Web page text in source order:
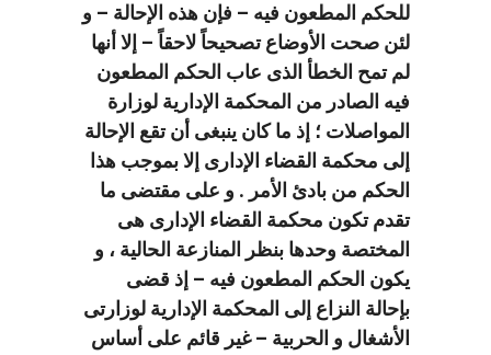
للحكم المطعون فيه – فإن هذه الإحالة – و
لئن صحت الأوضاع تصحيحاً لاحقاً – إلا أنها
لم تمح الخطأ الذى عاب الحكم المطعون
فيه الصادر من المحكمة الإدارية لوزارة
المواصلات ؛ إذ ما كان ينبغى أن تقع الإحالة
إلى محكمة القضاء الإدارى إلا بموجب هذا
الحكم من بادئ الأمر . و على مقتضى ما
تقدم تكون محكمة القضاء الإدارى هى
المختصة وحدها بنظر المنازعة الحالية ، و
يكون الحكم المطعون فيه – إذ قضى
بإحالة النزاع إلى المحكمة الإدارية لوزارتى
الأشغال و الحربية – غير قائم على أساس